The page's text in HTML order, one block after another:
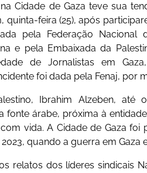
Cidade de Gaza teve sua
quinta-feira (25), após
pela Federação Nacional
e pela Embaixada da
de Jornalistas em
foi dada pela Fenaj, por
Ibrahim Alzeben, até
fonte árabe, próxima à
vida. A Cidade de Gaza foi
quando a guerra em Gaza
relatos dos líderes sindicais